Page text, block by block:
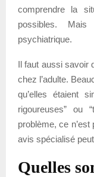
comprendre la
possibles.
psychiatrique.
Il faut aussi savoir
chez l’adulte.
qu’elles étaient
rigoureuses” ou
problème, ce
avis spécialisé
Quelles